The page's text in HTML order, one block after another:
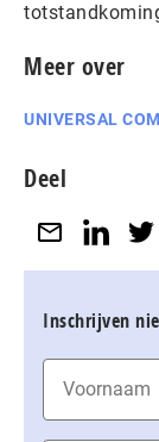
Meer over
UNIVERSAL
Deel
Inschrijven